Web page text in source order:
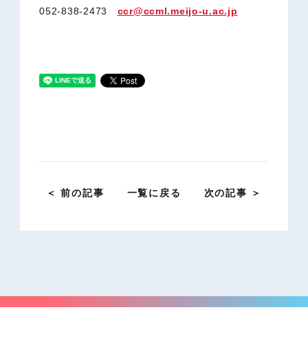
052-838-2473 ccr@ccml.meijo-u.ac.jp
＜ 前の記事 一覧に戻る 次の記事 ＞